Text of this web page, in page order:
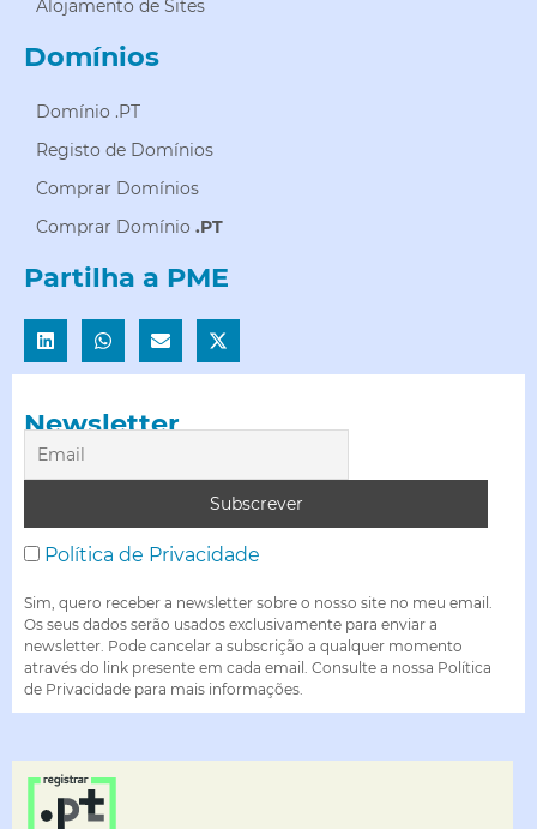
Alojamento de Sites
Domínios
Domínio .PT
Registo de Domínios
Comprar Domínios
Comprar Domínio .PT
Partilha a PME
Newsletter
Política de Privacidade
Sim, quero receber a newsletter sobre o nosso site no meu email.
Os seus dados serão usados exclusivamente para enviar a
newsletter. Pode cancelar a subscrição a qualquer momento
através do link presente em cada email. Consulte a nossa Política
de Privacidade para mais informações.